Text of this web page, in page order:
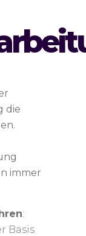
die
immer
:
Basis